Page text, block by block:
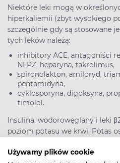
Używamy plików cookie
Niektóre leki mogą w
hiperkaliemii (zbyt wysokiego
szczególnie gdy są stosowane
tych leków należą:
inhibitory ACE, antagoniści
NLPZ, heparyna, takrolimus,
spironolakton, amiloryd,
pentamidyna,
cyklosporyna, digoksyna,
timolol.
Insulina, wodorowęglany i leki
poziom potasu we krwi. Potas
zaburzenia EKG typowe dla